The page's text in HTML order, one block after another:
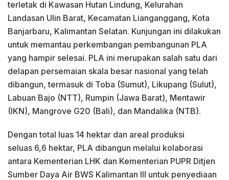
terletak di Kawasan Hutan Lindung, Kelurahan
Landasan Ulin Barat, Kecamatan Lianganggang, Kota
Banjarbaru, Kalimantan Selatan. Kunjungan ini dilakukan
untuk memantau perkembangan pembangunan PLA
yang hampir selesai. PLA ini merupakan salah satu dari
delapan persemaian skala besar nasional yang telah
dibangun, termasuk di Toba (Sumut), Likupang (Sulut),
Labuan Bajo (NTT), Rumpin (Jawa Barat), Mentawir
(IKN), Mangrove G20 (Bali), dan Mandalika (NTB).
Dengan total luas 14 hektar dan areal produksi
seluas 6,6 hektar, PLA dibangun melalui kolaborasi
antara Kementerian LHK dan Kementerian PUPR Ditjen
Sumber Daya Air BWS Kalimantan III untuk penyediaan